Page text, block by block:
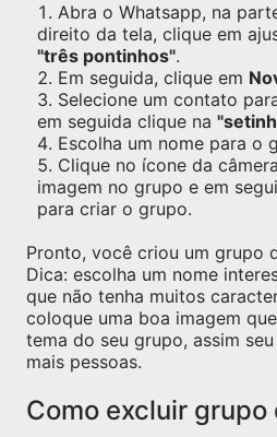
Abra o Whatsapp, na
direito da tela, clique em
"três pontinhos".
Em seguida, clique em
Selecione um contato
em seguida clique na
Escolha um nome para o
Clique no ícone da
imagem no grupo e em
para criar o grupo.
Pronto, você criou um grupo
Dica: escolha um nome
que não tenha muitos
coloque uma boa imagem
tema do seu grupo, assim
mais pessoas.
Como excluir grupo